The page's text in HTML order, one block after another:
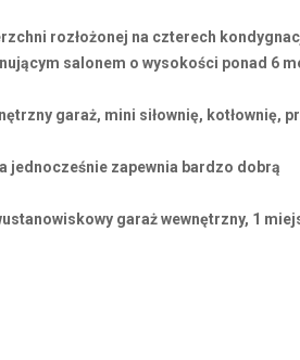
rozłożonej na czterech
salonem o wysokości ponad 6
garaż, mini siłownię, kotłownię,
jednocześnie zapewnia bardzo dobrą
garaż wewnętrzny, 1